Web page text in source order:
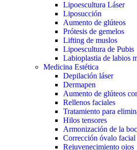
Lipoescultura Láser
Liposucción
Aumento de glúteos
Prótesis de gemelos
Lifting de muslos
Lipoescultura de Pubis
Labioplastia de labios
Medicina Estética
Depilación láser
Dermapen
Aumento de glúteos
Rellenos faciales
Tratamiento para
Hilos tensores
Armonización de la
Corrección óvalo facial
Rejuvenecimiento ojos